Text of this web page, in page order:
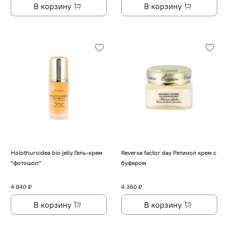
В корзину В корзину
Holothuroidea bio jelly Гель-крем
"фотошоп"
4 840 ₽
В корзину
Reverse factor day Ретинол крем с
буфером
4 360 ₽
В корзину